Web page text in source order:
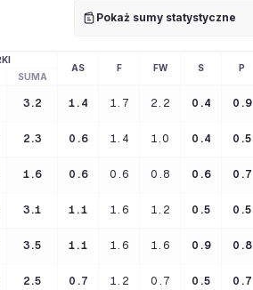
Pokaż sumy statystyczne
AS F FW S P
SUMA
3.2 1.4 1.7 2.2 0.4 0.9
2.3 0.6 1.4 1.0 0.4 0.5
1.6 0.6 0.6 0.8 0.6 0.7
3.1 1.1 1.6 1.2 0.5 0.5
3.5 1.1 1.6 1.6 0.9 0.8
2.5 0.7 1.2 0.7 0.5 0.7